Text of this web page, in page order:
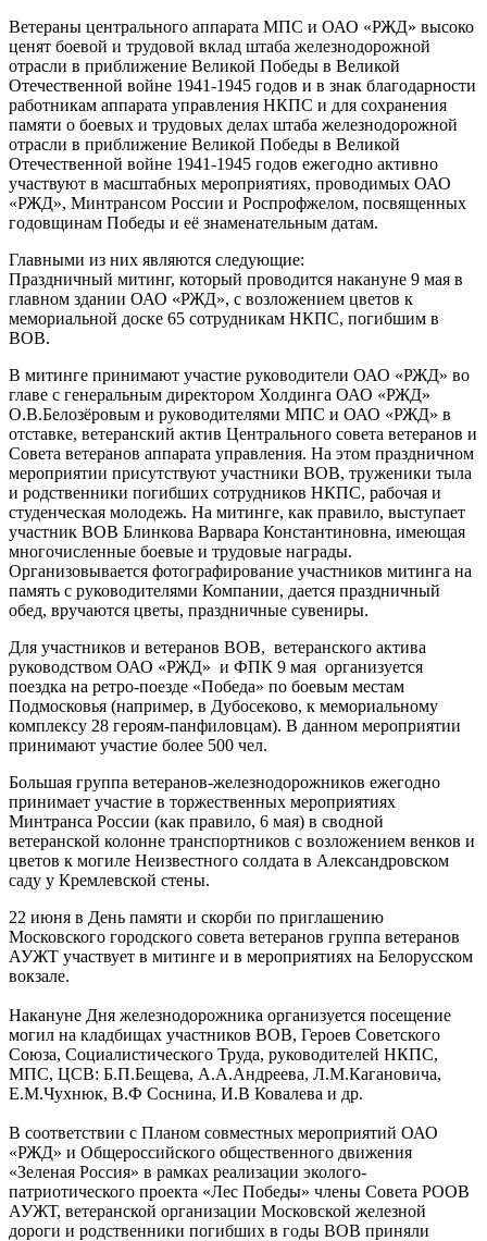
Ветераны центрального аппарата МПС и ОАО «РЖД» высоко
ценят боевой и трудовой вклад штаба железнодорожной
отрасли в приближение Великой Победы в Великой
Отечественной войне 1941-1945 годов и в знак благодарности
работникам аппарата управления НКПС и для сохранения
памяти о боевых и трудовых делах штаба железнодорожной
отрасли в приближение Великой Победы в Великой
Отечественной войне 1941-1945 годов ежегодно активно
участвуют в масштабных мероприятиях, проводимых ОАО
«РЖД», Минтрансом России и Роспрофжелом, посвященных
годовщинам Победы и её знаменательным датам.
Главными из них являются следующие:
Праздничный митинг, который проводится накануне 9 мая в
главном здании ОАО «РЖД», с возложением цветов к
мемориальной доске 65 сотрудникам НКПС, погибшим в
ВОВ.
В митинге принимают участие руководители ОАО «РЖД» во
главе с генеральным директором Холдинга ОАО «РЖД»
О.В.Белозёровым и руководителями МПС и ОАО «РЖД» в
отставке, ветеранский актив Центрального совета ветеранов и
Совета ветеранов аппарата управления. На этом праздничном
мероприятии присутствуют участники ВОВ, труженики тыла
и родственники погибших сотрудников НКПС, рабочая и
студенческая молодежь. На митинге, как правило, выступает
участник ВОВ Блинкова Варвара Константиновна, имеющая
многочисленные боевые и трудовые награды.
Организовывается фотографирование участников митинга на
память с руководителями Компании, дается праздничный
обед, вручаются цветы, праздничные сувениры.
Для участников и ветеранов ВОВ, ветеранского актива
руководством ОАО «РЖД» и ФПК 9 мая организуется
поездка на ретро-поезде «Победа» по боевым местам
Подмосковья (например, в Дубосеково, к мемориальному
комплексу 28 героям-панфиловцам). В данном мероприятии
принимают участие более 500 чел.
Большая группа ветеранов-железнодорожников ежегодно
принимает участие в торжественных мероприятиях
Минтранса России (как правило, 6 мая) в сводной
ветеранской колонне транспортников с возложением венков и
цветов к могиле Неизвестного солдата в Александровском
саду у Кремлевской стены.
22 июня в День памяти и скорби по приглашению
Московского городского совета ветеранов группа ветеранов
АУЖТ участвует в митинге и в мероприятиях на Белорусском
вокзале.
Накануне Дня железнодорожника организуется посещение
могил на кладбищах участников ВОВ, Героев Советского
Союза, Социалистического Труда, руководителей НКПС,
МПС, ЦСВ: Б.П.Бещева, А.А.Андреева, Л.М.Кагановича,
Е.М.Чухнюк, В.Ф Соснина, И.В Ковалева и др.
В соответствии с Планом совместных мероприятий ОАО
«РЖД» и Общероссийского общественного движения
«Зеленая Россия» в рамках реализации эколого-
патриотического проекта «Лес Победы» члены Совета РООВ
АУЖТ, ветеранской организации Московской железной
дороги и родственники погибших в годы ВОВ приняли